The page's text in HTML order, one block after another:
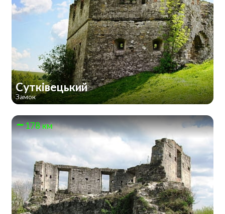
Сутківецький
Замок
178 км